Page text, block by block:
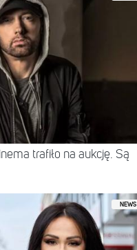
trafiło na aukcję. Są
NEWS